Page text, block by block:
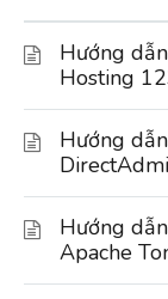
Hướng
Hosting
Hướng
Hướng
Apache